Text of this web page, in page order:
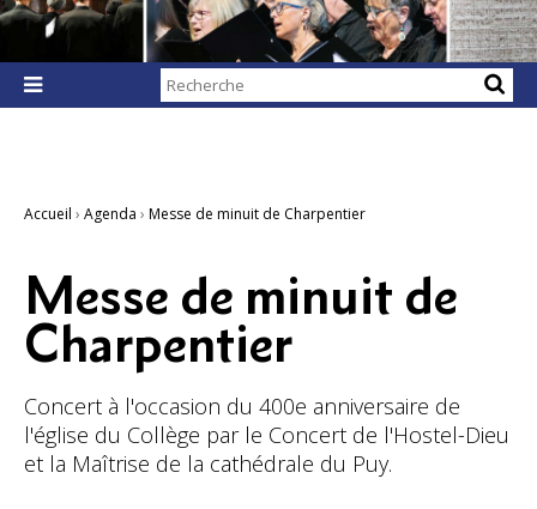

Chercher par
Recherche
Accueil › Agenda › Messe de minuit de Charpentier
Messe de minuit de
Charpentier
Concert à l'occasion du 400e anniversaire de
l'église du Collège par le Concert de l'Hostel-Dieu
et la Maîtrise de la cathédrale du Puy.